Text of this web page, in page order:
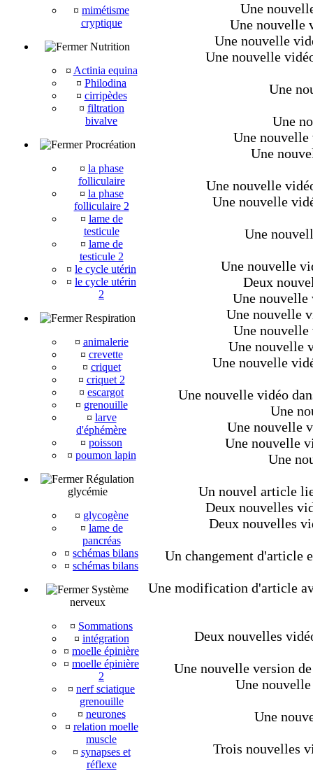
¤ mimétisme
cryptique
Nutrition
¤ Actinia equina
¤ Philodina
¤ cirripèdes
¤ filtration
bivalve
Procréation
¤ la phase
folliculaire
¤ la phase
folliculaire 2
¤ lame de
testicule
¤ lame de
testicule 2
¤ le cycle utérin
¤ le cycle utérin
2
Respiration
¤ animalerie
¤ crevette
¤ criquet
¤ criquet 2
¤ escargot
¤ grenouille
¤ larve
d'éphémère
¤ poisson
¤ poumon lapin
Régulation
glycémie
¤ glycogène
¤ lame de
pancréas
¤ schémas bilans
¤ schémas bilans
Système
nerveux
¤ Sommations
¤ intégration
¤ moelle épinière
¤ moelle épinière
2
¤ nerf sciatique
grenouille
¤ neurones
¤ relation moelle
muscle
¤ synapses et
réflexe
Une
Une nouvelle
Une nouvelle
Une nouvelle
Une
Une
Une nouvelle
Une
Une nouvelle
Une nouvelle
Une
Une nouvelle
Deux
Une nouvelle
Une nouvelle
Une nouvelle
Une nouvelle
Une nouvelle
Une nouvelle vidéo
Une
Une nouvelle
Une nouvelle
Une
Un nouvel article
Deux nouvelles
Deux nouvelles
Un changement d'article
Une modification d'article
Deux nouvelles
Une nouvelle version
Une
Une
Trois nouvelles